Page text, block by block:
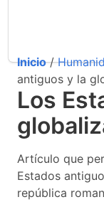
Inicio/
antiguos y la
Los
Artículo que
Estados
república